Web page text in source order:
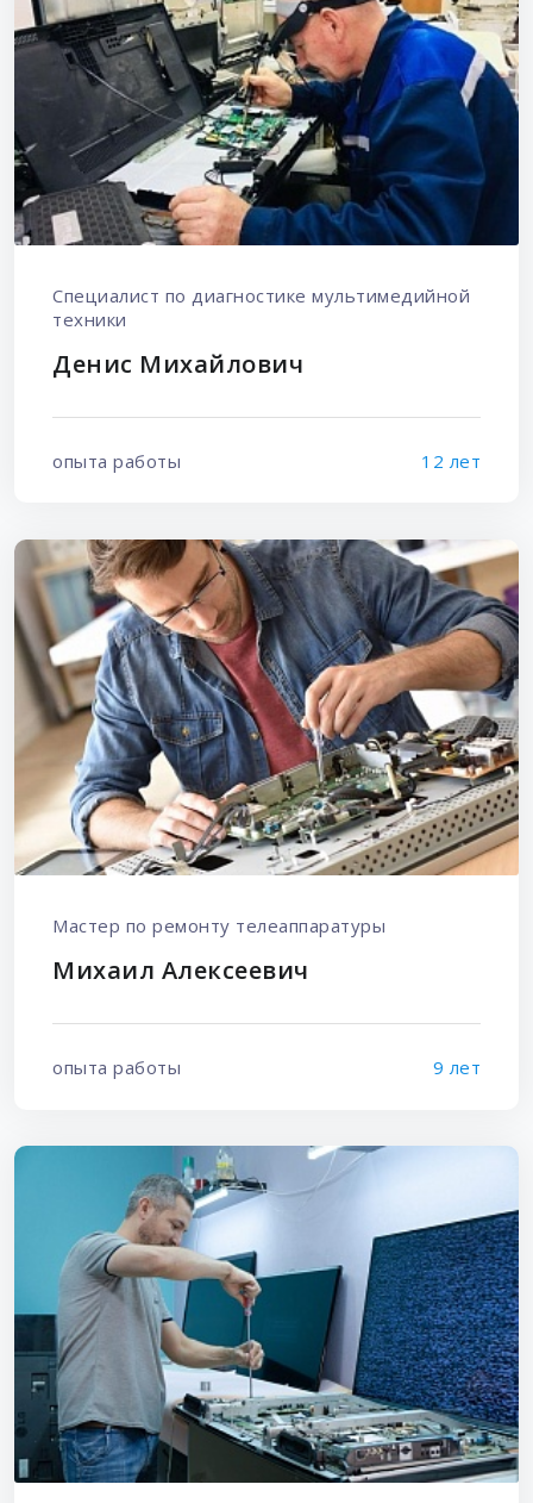
Специалист по диагностике мультимедийной
техники
Денис Михайлович
опыта работы 12 лет
Мастер по ремонту телеаппаратуры
Михаил Алексеевич
опыта работы 9 лет